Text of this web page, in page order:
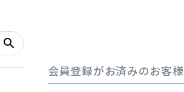
search
会員登録がお済みのお客様